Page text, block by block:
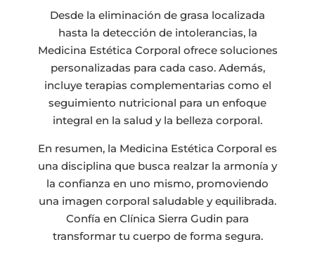
Desde la eliminación de grasa localizada
hasta la detección de intolerancias, la
Medicina Estética Corporal ofrece soluciones
personalizadas para cada caso. Además,
incluye terapias complementarias como el
seguimiento nutricional para un enfoque
integral en la salud y la belleza corporal.
En resumen, la Medicina Estética Corporal es
una disciplina que busca realzar la armonía y
la confianza en uno mismo, promoviendo
una imagen corporal saludable y equilibrada.
Confía en Clínica Sierra Gudin para
transformar tu cuerpo de forma segura.